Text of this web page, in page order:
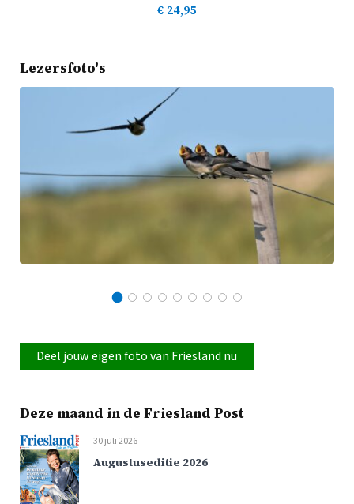
€ 24,95
Lezersfoto's
Deel jouw eigen foto van Friesland nu
Deze maand in de Friesland Post
30 juli 2026
Augustuseditie 2026